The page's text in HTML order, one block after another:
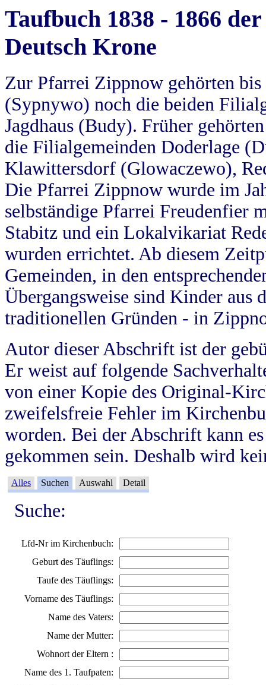
Taufbuch 1838 - 1866
Deutsch Krone
Zur Pfarrei Zippnow gehörten
(Sypnywo) noch die beiden
Jagdhaus (Budy). Früher
die Filialgemeinden Doderlage
Klawittersdorf (Glowaczewo),
Die Pfarrei Zippnow wurde im
selbständige Pfarrei Freudenfier
Stabitz und ein Lokalvikariat
wurden errichtet. Ab diesem
Gemeinden, in den
Übergangsweise sind Kinder aus
traditionellen Gründen - in
Autor dieser Abschrift ist der
Er weist auf folgende
von einer Kopie des Original-
zweifelsfreie Fehler im
worden. Bei der Abschrift kann
gekommen sein. Deshalb wird
Alles Suchen Auswahl Detail
Suche:
Lfd-Nr im Kirchenbuch:
Geburt des Täuflings:
Taufe des Täuflings:
Vorname des Täuflings:
Name des Vaters:
Name der Mutter:
Wohnort der Eltern :
Name des 1. Taufpaten: